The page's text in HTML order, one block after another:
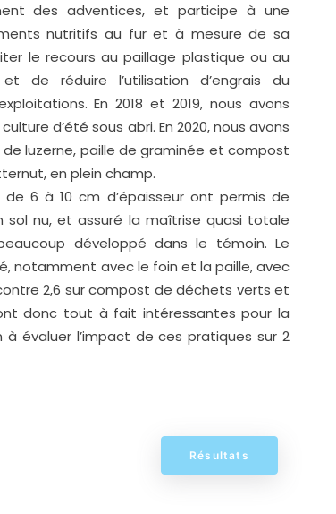
des adventices, et participe à une
nutritifs au fur et à mesure de sa
le recours au paillage plastique ou au
de réduire l’utilisation d’engrais du
En 2018 et 2019, nous avons
d’été sous abri. En 2020, nous avons
luzerne, paille de graminée et compost
en plein champ.
6 à 10 cm d’épaisseur ont permis de
sol nu, et assuré la maîtrise quasi totale
développé dans le témoin. Le
notamment avec le foin et la paille, avec
2,6 sur compost de déchets verts et
donc tout à fait intéressantes pour la
à évaluer l’impact de ces pratiques sur 2
Résultats